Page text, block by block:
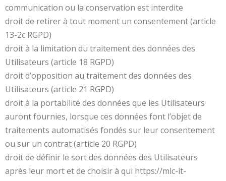
communication ou la conservation est interdite
droit de retirer à tout moment un consentement (article
13-2c RGPD)
droit à la limitation du traitement des données des
Utilisateurs (article 18 RGPD)
droit d’opposition au traitement des données des
Utilisateurs (article 21 RGPD)
droit à la portabilité des données que les Utilisateurs
auront fournies, lorsque ces données font l’objet de
traitements automatisés fondés sur leur consentement
ou sur un contrat (article 20 RGPD)
droit de définir le sort des données des Utilisateurs
après leur mort et de choisir à qui https://mlc-it-